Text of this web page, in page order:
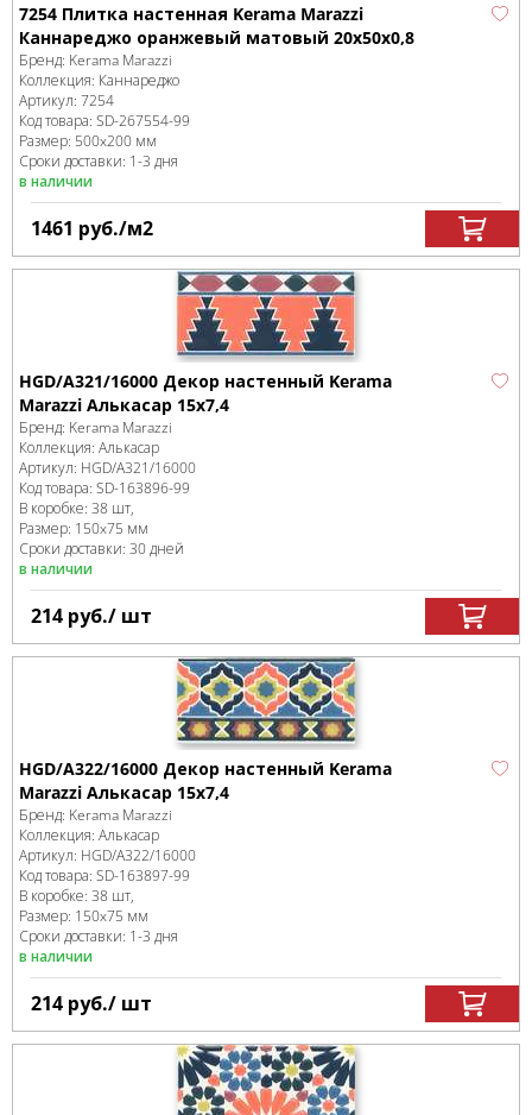
7254 Плитка настенная Kerama Marazzi
Каннареджо оранжевый матовый 20x50x0,8
Бренд: Kerama Marazzi
Коллекция: Каннареджо
Артикул: 7254
Код товара: SD-267554-99
Размер: 500x200 мм
Сроки доставки: 1-3 дня
в наличии
1461 руб./м2
HGD/A321/16000 Декор настенный Kerama
Marazzi Алькасар 15x7,4
Бренд: Kerama Marazzi
Коллекция: Алькасар
Артикул: HGD/A321/16000
Код товара: SD-163896-99
В коробке: 38 шт,
Размер: 150x75 мм
Сроки доставки: 30 дней
в наличии
214 руб./ шт
HGD/A322/16000 Декор настенный Kerama
Marazzi Алькасар 15x7,4
Бренд: Kerama Marazzi
Коллекция: Алькасар
Артикул: HGD/A322/16000
Код товара: SD-163897-99
В коробке: 38 шт,
Размер: 150x75 мм
Сроки доставки: 1-3 дня
в наличии
214 руб./ шт